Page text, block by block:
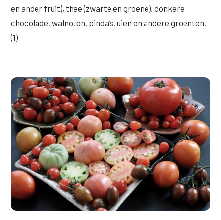
en ander fruit), thee (zwarte en groene), donkere
chocolade, walnoten, pinda’s, uien en andere groenten.
(1)